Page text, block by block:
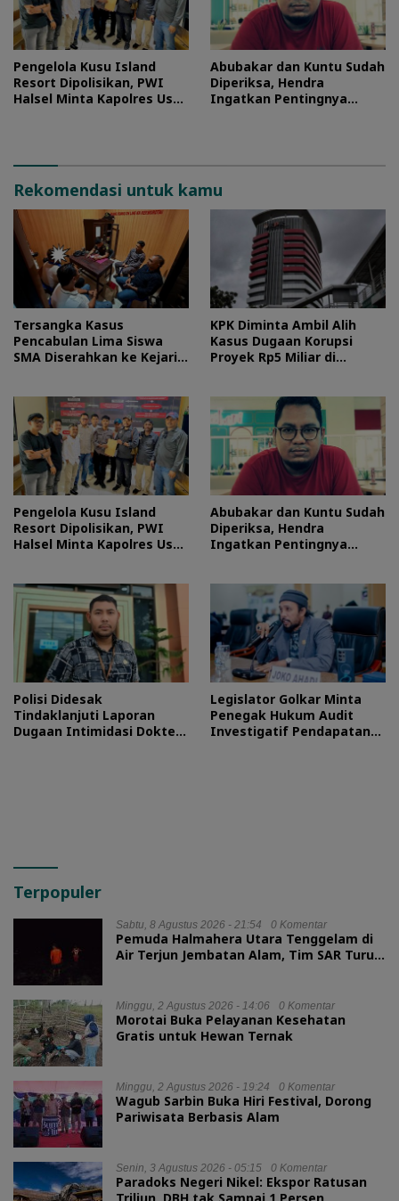
Pengelola Kusu Island
Resort Dipolisikan, PWI
Halsel Minta Kapolres Usut
Abubakar dan Kuntu Sudah
Diperiksa, Hendra
Ingatkan Pentingnya
Rekomendasi untuk kamu
Tersangka Kasus
Pencabulan Lima Siswa
SMA Diserahkan ke Kejari
KPK Diminta Ambil Alih
Kasus Dugaan Korupsi
Proyek Rp5 Miliar di
Pengelola Kusu Island
Resort Dipolisikan, PWI
Halsel Minta Kapolres Usut
Abubakar dan Kuntu Sudah
Diperiksa, Hendra
Ingatkan Pentingnya
Polisi Didesak
Tindaklanjuti Laporan
Dugaan Intimidasi Dokter
Legislator Golkar Minta
Penegak Hukum Audit
Investigatif Pendapatan
Terpopuler
Sabtu, 8 Agustus 2026 - 21:54 0 Komentar
Pemuda Halmahera Utara Tenggelam di
Air Terjun Jembatan Alam, Tim SAR Turun
Minggu, 2 Agustus 2026 - 14:06 0 Komentar
Morotai Buka Pelayanan Kesehatan
Gratis untuk Hewan Ternak
Minggu, 2 Agustus 2026 - 19:24 0 Komentar
Wagub Sarbin Buka Hiri Festival, Dorong
Pariwisata Berbasis Alam
Senin, 3 Agustus 2026 - 05:15 0 Komentar
Paradoks Negeri Nikel: Ekspor Ratusan